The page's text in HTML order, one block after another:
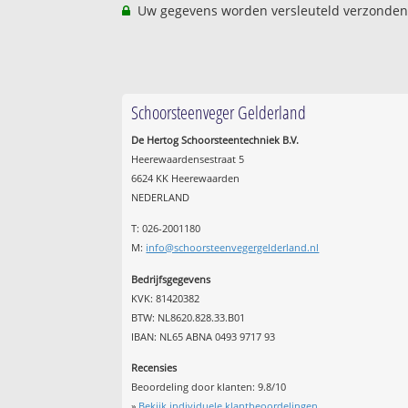
Uw gegevens worden versleuteld
Schoorsteenveger Gelderland
De Hertog Schoorsteentechniek B.V.
Heerewaardensestraat 5
6624 KK Heerewaarden
NEDERLAND
T: 026-2001180
M: info@schoorsteenvegergelderland.nl
Bedrijfsgegevens
KVK: 81420382
BTW: NL8620.828.33.B01
IBAN: NL65 ABNA 0493 9717 93
Recensies
Beoordeling door klanten:9.8/10